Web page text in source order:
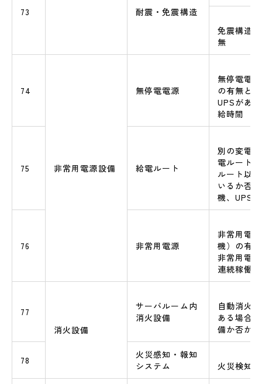
73 耐震・免震構造
免震構造
無
74
非常用電源設備
無停電電源
無停電電
の有無と、
UPSがあ
給時間
75 給電ルート
別の変電
電ルート
ルート以
いるか否
機、UPS
76 非常用電源
非常用電
機）の有
非常用電
連続稼働
77
消火設備
サーバルーム内
消火設備
自動消火
ある場合
備か否か
78
火災感知・報知
システム
火災検知